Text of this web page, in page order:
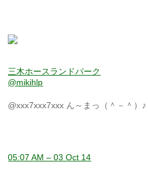
三木ホースランドパーク
@mikihlp
@xxx7xxx7xxx ん～まっ（＾－＾）♪
05:07 AM – 03 Oct 14